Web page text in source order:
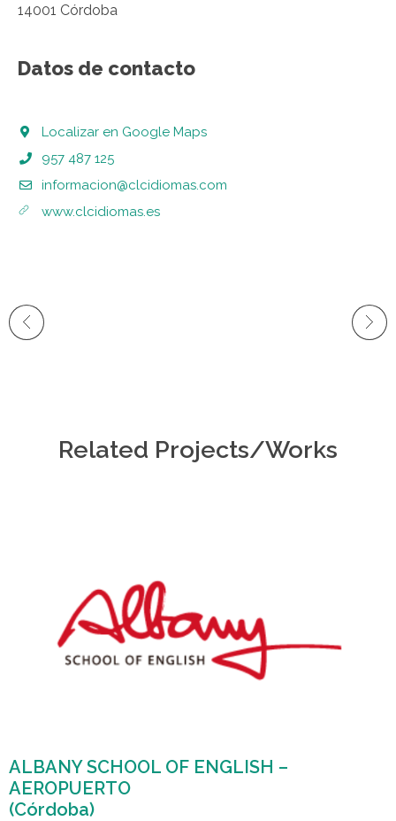
14001 Córdoba
Datos de contacto
Localizar en Google Maps
957 487 125
informacion@clcidiomas.com
www.clcidiomas.es
Related Projects/Works
ALBANY SCHOOL OF ENGLISH –
AEROPUERTO
(Córdoba)